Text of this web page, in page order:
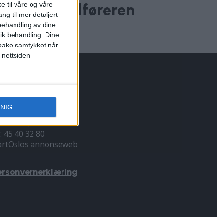
til våre og våre
til mer detaljert
av dine
behandling. Dine
samtykket når
Ordføreren
du annonsere?
45 40 32 80
annonseweb